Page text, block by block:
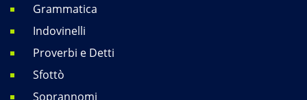
Grammatica
Indovinelli
Proverbi e Detti
Sfottò
Soprannomi